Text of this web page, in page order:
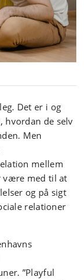
Det er i og
hvordan de selv
Men
mellem
være med til at
og på sigt
relationer
”Playful